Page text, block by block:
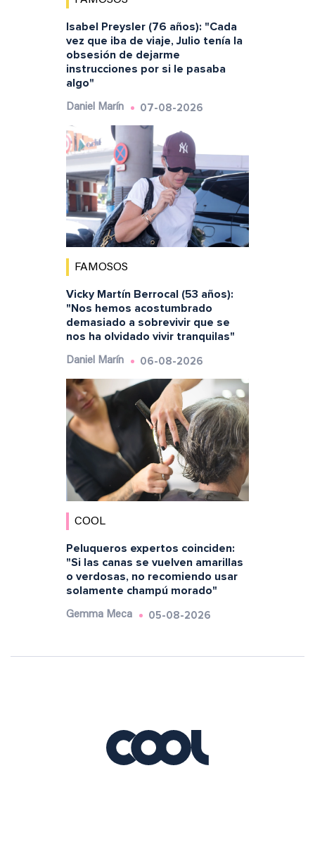
Isabel Preysler (76 años): "Cada
vez que iba de viaje, Julio tenía la
obsesión de dejarme
instrucciones por si le pasaba
algo"
Daniel Marín 07-08-2026
FAMOSOS
Vicky Martín Berrocal (53 años):
"Nos hemos acostumbrado
demasiado a sobrevivir que se
nos ha olvidado vivir tranquilas"
Daniel Marín 06-08-2026
COOL
Peluqueros expertos coinciden:
"Si las canas se vuelven amarillas
o verdosas, no recomiendo usar
solamente champú morado"
Gemma Meca 05-08-2026